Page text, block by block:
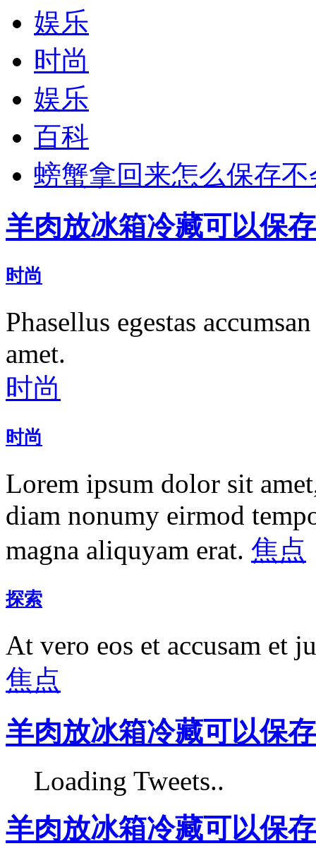
娱乐
时尚
娱乐
百科
螃蟹拿回来怎么保存不
羊肉放冰箱冷藏可以保
时尚
Phasellus egestas
amet.
时尚
时尚
Lorem ipsum dolor sit
diam nonumy eirmod
magna aliquyam erat. 焦点
探索
At vero eos et accusam et
焦点
羊肉放冰箱冷藏可以保
Loading Tweets..
羊肉放冰箱冷藏可以保